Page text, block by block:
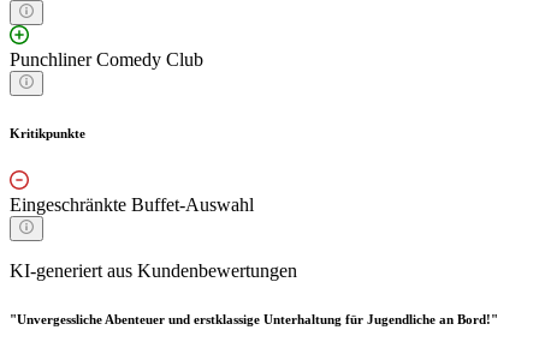
Punchliner Comedy Club
Kritikpunkte
Eingeschränkte Buffet-Auswahl
KI-generiert aus Kundenbewertungen
"Unvergessliche Abenteuer und erstklassige Unterhaltung für Jugendliche an Bord!"